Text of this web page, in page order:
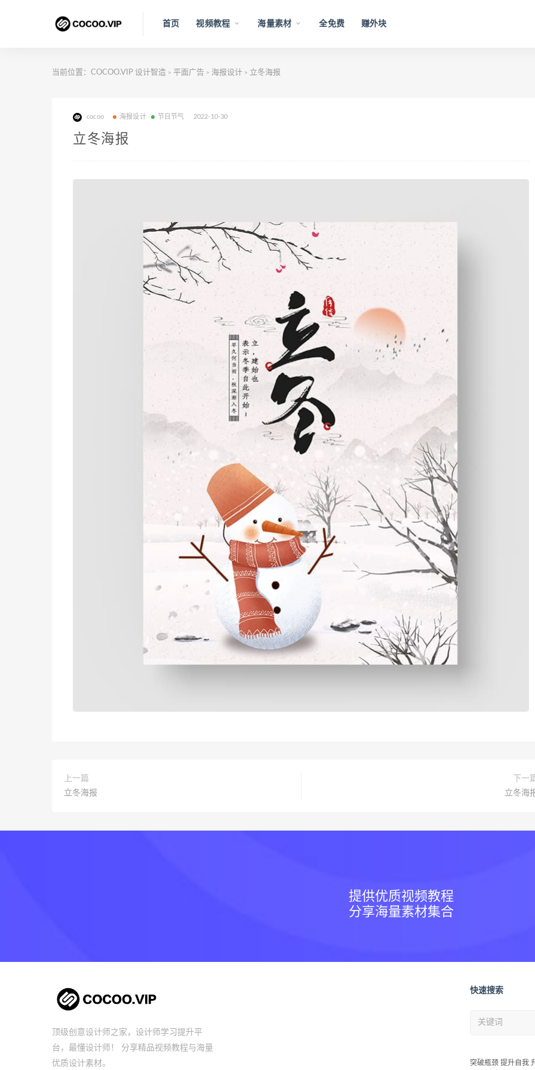
首页 视频教程 海量素材 全免费 赚外块
当前位置： COCOO.VIP 设计智造 > 平面广告 > 海报设计 > 立冬海报
cocoo 海报设计 节日节气 2022-10-30
立冬海报
上一篇
立冬海报
下一
立冬海
提供优质视频教程
分享海量素材集合
顶级创意设计师之家，设计师学习提升平
台，最懂设计师！ 分享精品视频教程与海量
优质设计素材。
快速搜索
突破瓶颈 提升自我